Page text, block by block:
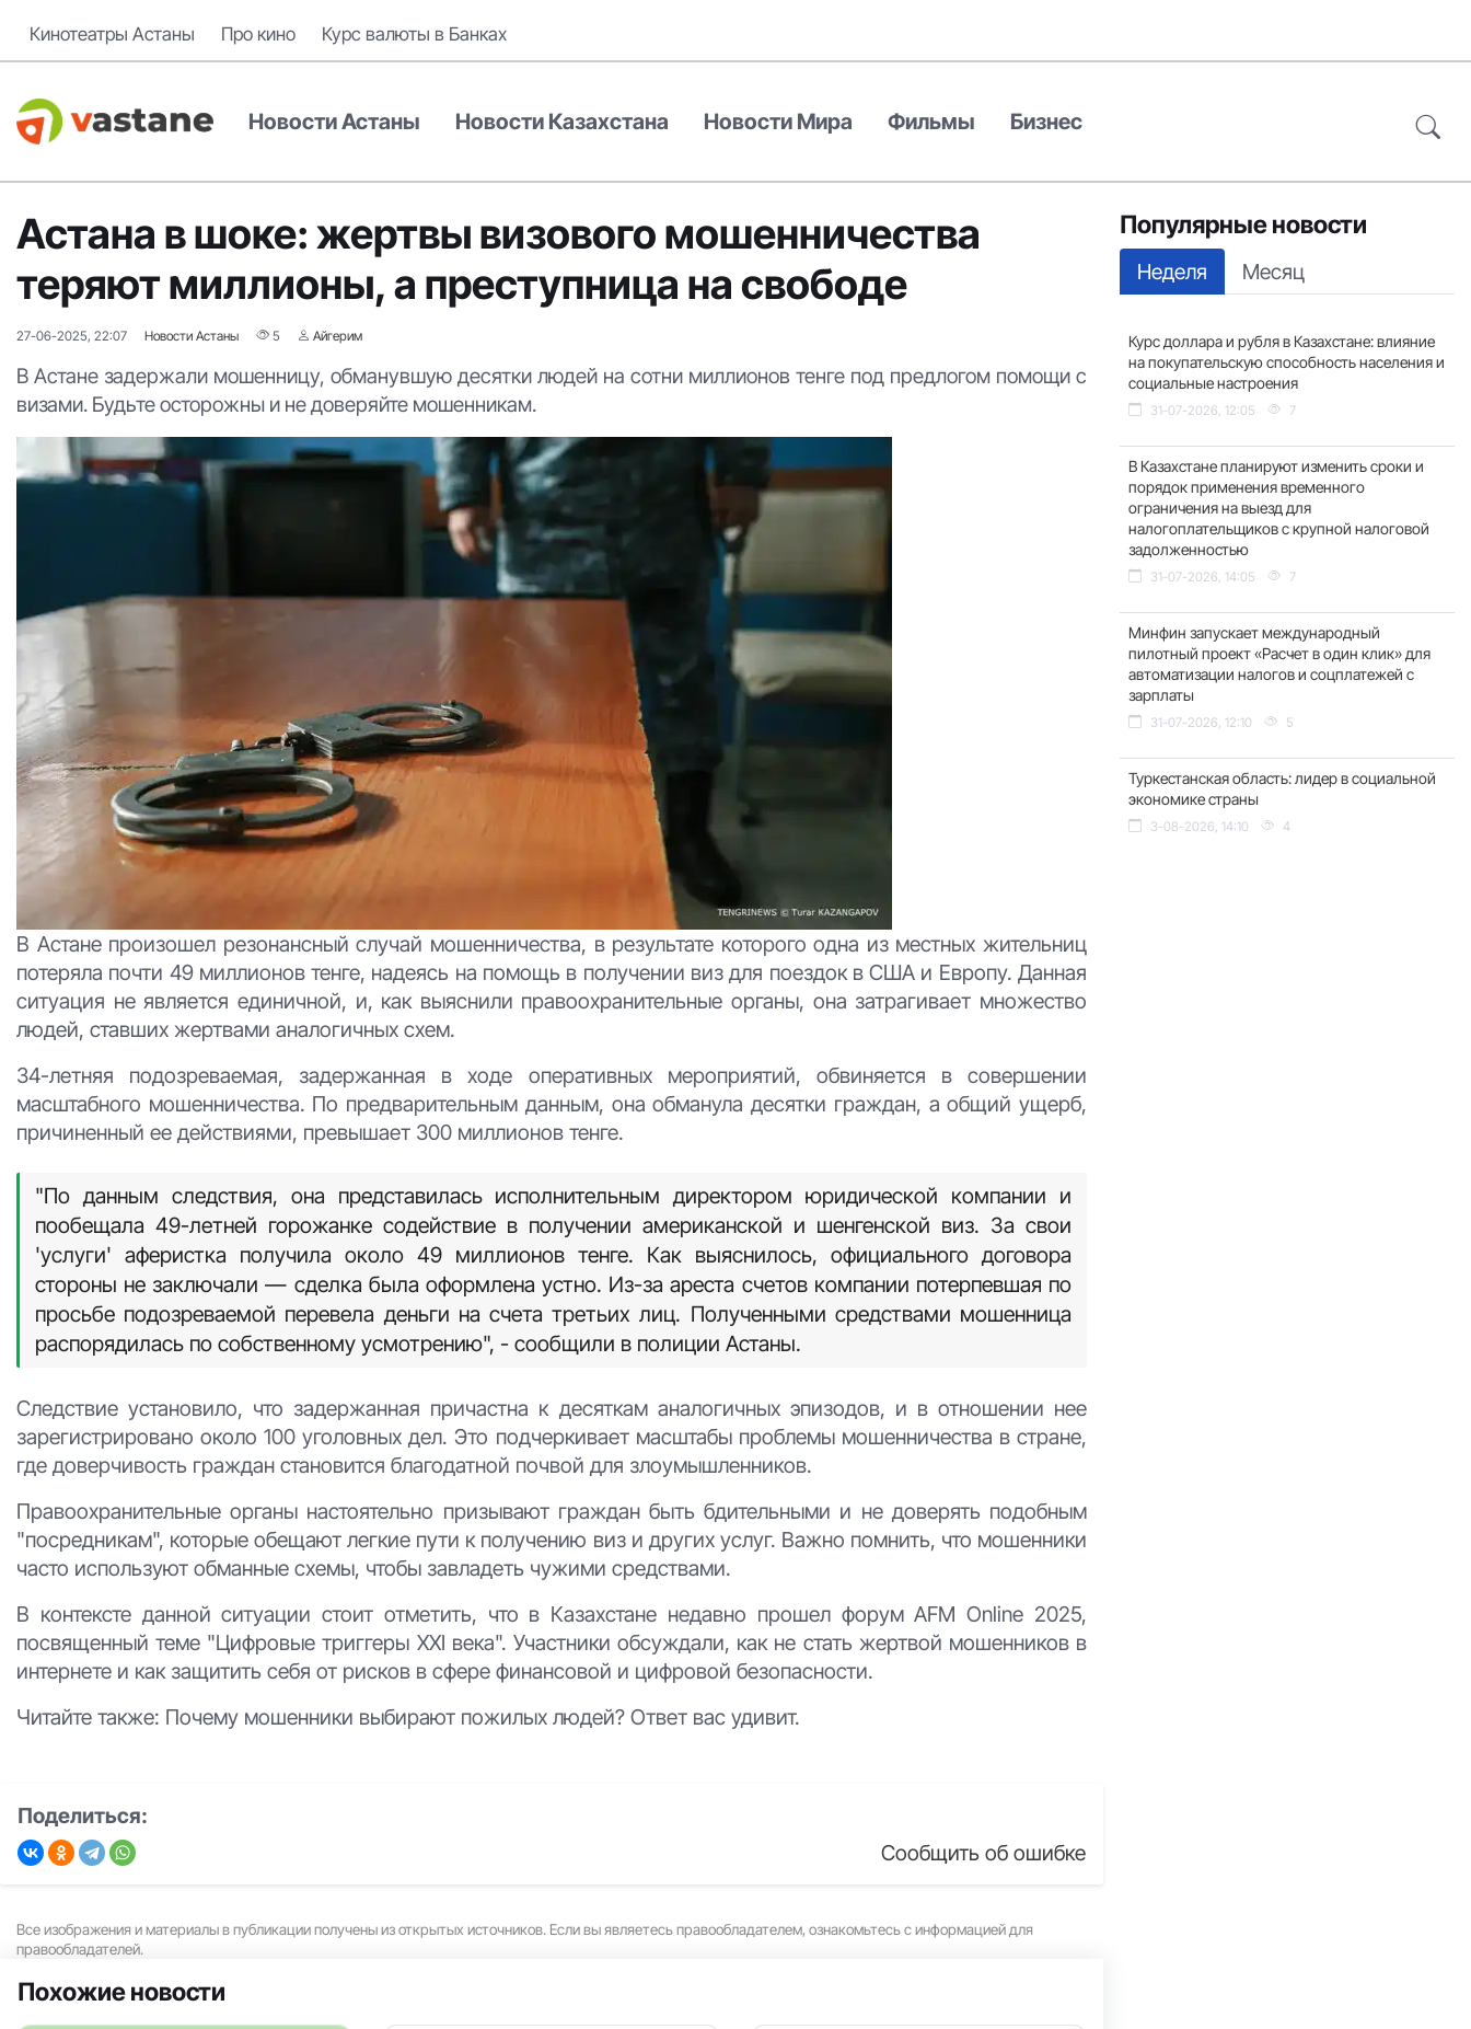
Кинотеатры Астаны Про кино Курс валюты в Банках
Новости Астаны Новости Казахстана Новости Мира Фильмы Бизнес
Астана в шоке: жертвы визового мошенничества
теряют миллионы, а преступница на свободе
27-06-2025, 22:07 Новости Астаны 5 Айгерим
В Астане задержали мошенницу, обманувшую десятки людей на сотни миллионов тенге под предлогом помощи с
визами. Будьте осторожны и не доверяйте мошенникам.
В Астане произошел резонансный случай мошенничества, в результате которого одна из местных жительниц
потеряла почти 49 миллионов тенге, надеясь на помощь в получении виз для поездок в США и Европу. Данная
ситуация не является единичной, и, как выяснили правоохранительные органы, она затрагивает множество
людей, ставших жертвами аналогичных схем.
34-летняя подозреваемая, задержанная в ходе оперативных мероприятий, обвиняется в совершении
масштабного мошенничества. По предварительным данным, она обманула десятки граждан, а общий ущерб,
причиненный ее действиями, превышает 300 миллионов тенге.
"По данным следствия, она представилась исполнительным директором юридической компании и
пообещала 49-летней горожанке содействие в получении американской и шенгенской виз. За свои
'услуги' аферистка получила около 49 миллионов тенге. Как выяснилось, официального договора
стороны не заключали — сделка была оформлена устно. Из-за ареста счетов компании потерпевшая по
просьбе подозреваемой перевела деньги на счета третьих лиц. Полученными средствами мошенница
распорядилась по собственному усмотрению", - сообщили в полиции Астаны.
Следствие установило, что задержанная причастна к десяткам аналогичных эпизодов, и в отношении нее
зарегистрировано около 100 уголовных дел. Это подчеркивает масштабы проблемы мошенничества в стране,
где доверчивость граждан становится благодатной почвой для злоумышленников.
Правоохранительные органы настоятельно призывают граждан быть бдительными и не доверять подобным
"посредникам", которые обещают легкие пути к получению виз и других услуг. Важно помнить, что мошенники
часто используют обманные схемы, чтобы завладеть чужими средствами.
В контексте данной ситуации стоит отметить, что в Казахстане недавно прошел форум AFM Online 2025,
посвященный теме "Цифровые триггеры XXI века". Участники обсуждали, как не стать жертвой мошенников в
интернете и как защитить себя от рисков в сфере финансовой и цифровой безопасности.
Читайте также: Почему мошенники выбирают пожилых людей? Ответ вас удивит.
Поделиться:
Сообщить об ошибке
Все изображения и материалы в публикации получены из открытых источников. Если вы являетесь правообладателем, ознакомьтесь с информацией для
правообладателей.
Похожие новости
Популярные новости
Неделя Месяц
Курс доллара и рубля в Казахстане: влияние
на покупательскую способность населения и
социальные настроения
31-07-2026, 12:05 7
В Казахстане планируют изменить сроки и
порядок применения временного
ограничения на выезд для
налогоплательщиков с крупной налоговой
задолженностью
31-07-2026, 14:05 7
Минфин запускает международный
пилотный проект «Расчет в один клик» для
автоматизации налогов и соцплатежей с
зарплаты
31-07-2026, 12:10 5
Туркестанская область: лидер в социальной
экономике страны
3-08-2026, 14:10 4